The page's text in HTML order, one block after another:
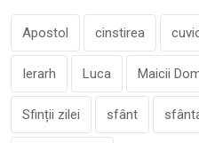
Apostol cinstirea
Ierarh Luca Maicii
Sfinții zilei sfânt